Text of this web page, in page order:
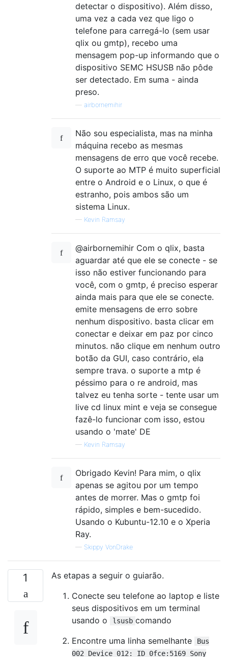
detectar o dispositivo). Além disso,
uma vez a cada vez que ligo o
telefone para carregá-lo (sem usar
qlix ou gmtp), recebo uma
mensagem pop-up informando que o
dispositivo SEMC HSUSB não pôde
ser detectado. Em suma - ainda
preso.
airbornemihir
Não sou especialista, mas na minha
máquina recebo as mesmas
mensagens de erro que você recebe.
O suporte ao MTP é muito superficial
entre o Android e o Linux, o que é
estranho, pois ambos são um
sistema Linux.
— Kevin Ramsay
@airbornemihir Com o qlix, basta
aguardar até que ele se conecte - se
isso não estiver funcionando para
você, com o gmtp, é preciso esperar
ainda mais para que ele se conecte.
emite mensagens de erro sobre
nenhum dispositivo. basta clicar em
conectar e deixar em paz por cinco
minutos. não clique em nenhum outro
botão da GUI, caso contrário, ela
sempre trava. o suporte a mtp é
péssimo para o re android, mas
talvez eu tenha sorte - tente usar um
live cd linux mint e veja se consegue
fazê-lo funcionar com isso, estou
usando o 'mate' DE
— Kevin Ramsay
Obrigado Kevin! Para mim, o qlix
apenas se agitou por um tempo
antes de morrer. Mas o gmtp foi
rápido, simples e bem-sucedido.
Usando o Kubuntu-12.10 e o Xperia
Ray.
— Skippy VonDrake
1
As etapas a seguir o guiarão.
Conecte seu telefone ao laptop e liste
seus dispositivos em um terminal
usando o
lsusb comando
Encontre uma linha semelhante
Bus
002 Device 012: ID 0fce:5169 Sony